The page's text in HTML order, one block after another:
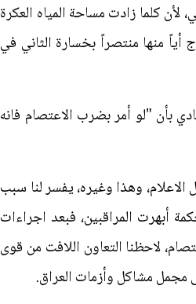
كلما زادت مساحة المياه العكرة
منها منتصراً بخسارة الثاني في
بأن "لو أمر بضرب الاعتصام فانه
وهذا وغيره، يفسر لنا سبب
أبهرت المراقبين، فبعد اجراءات
لاحظنا التعاون اللافت من قوى
مجمل مشاكل وأزمات العراق.